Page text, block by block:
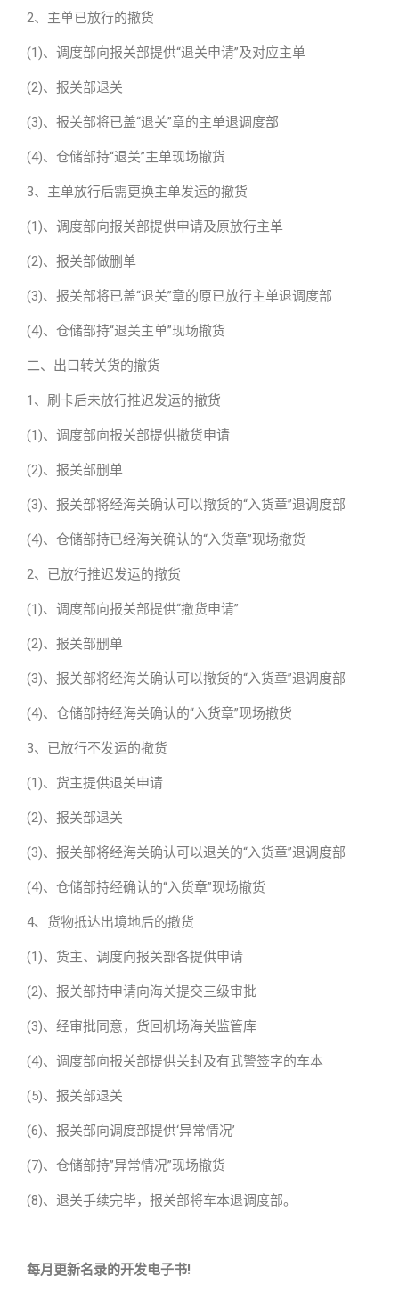
2、主单已放行的撤货
(1)、调度部向报关部提供“退关申请”及对应主单
(2)、报关部退关
(3)、报关部将已盖“退关”章的主单退调度部
(4)、仓储部持“退关”主单现场撤货
3、主单放行后需更换主单发运的撤货
(1)、调度部向报关部提供申请及原放行主单
(2)、报关部做删单
(3)、报关部将已盖“退关”章的原已放行主单退调度部
(4)、仓储部持“退关主单”现场撤货
二、出口转关货的撤货
1、刷卡后未放行推迟发运的撤货
(1)、调度部向报关部提供撤货申请
(2)、报关部删单
(3)、报关部将经海关确认可以撤货的“入货章”退调度部
(4)、仓储部持已经海关确认的“入货章”现场撤货
2、已放行推迟发运的撤货
(1)、调度部向报关部提供“撤货申请”
(2)、报关部删单
(3)、报关部将经海关确认可以撤货的“入货章”退调度部
(4)、仓储部持经海关确认的“入货章”现场撤货
3、已放行不发运的撤货
(1)、货主提供退关申请
(2)、报关部退关
(3)、报关部将经海关确认可以退关的“入货章”退调度部
(4)、仓储部持经确认的“入货章”现场撤货
4、货物抵达出境地后的撤货
(1)、货主、调度向报关部各提供申请
(2)、报关部持申请向海关提交三级审批
(3)、经审批同意，货回机场海关监管库
(4)、调度部向报关部提供关封及有武警签字的车本
(5)、报关部退关
(6)、报关部向调度部提供‘异常情况’
(7)、仓储部持”异常情况”现场撤货
(8)、退关手续完毕，报关部将车本退调度部。
每月更新名录的开发电子书!